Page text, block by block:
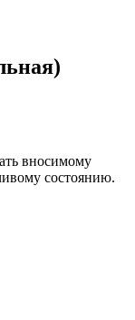
вносимому
состоянию.